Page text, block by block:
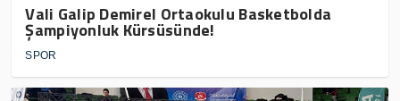
Vali Galip Demirel Ortaokulu Basketbolda
Şampiyonluk Kürsüsünde!
SPOR